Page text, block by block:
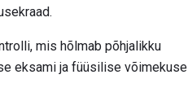
mis hõlmab põhjalikku
eksami ja füüsilise võimekuse